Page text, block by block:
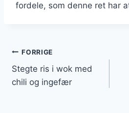
fordele, som denne ret har
Indlægsnavigation
FORRIGE
Stegte ris i wok med
chili og ingefær